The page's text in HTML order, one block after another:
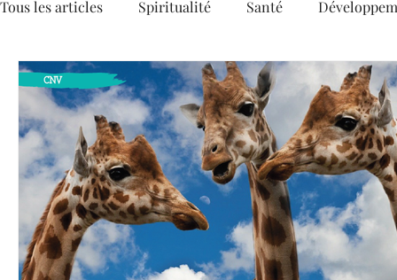
Tous les articles Spiritualité Santé
Dossiers Articles Brèves Le dernier
Bio Coup de coeur Eco-tourisme Recette
Yoga Immunité Musique Philosophie